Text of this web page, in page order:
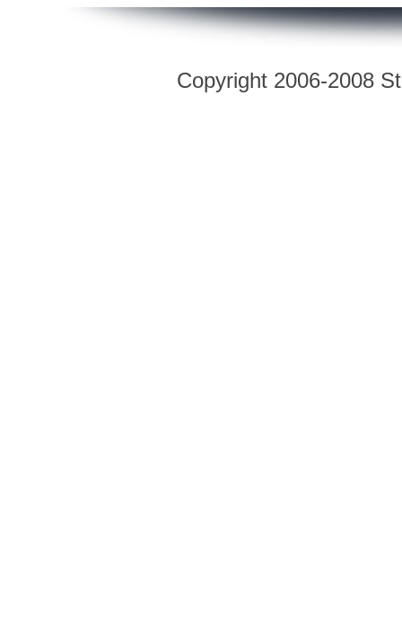
Copyright 2006-2008